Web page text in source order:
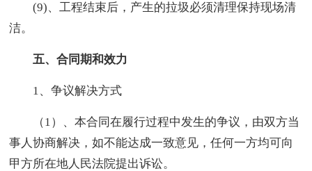
(9)、工程结束后，产生的拉圾必须清理保持现场清
洁。
五、合同期和效力
1、争议解决方式
（1）、本合同在履行过程中发生的争议，由双方当
事人协商解决，如不能达成一致意见，任何一方均可向
甲方所在地人民法院提出诉讼。